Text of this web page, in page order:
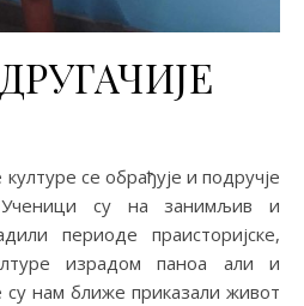
се обрађује и подручје
Ученици су на занимљив и
периоде праисторијске,
израдом паноа али и
су нам ближе приказали живот